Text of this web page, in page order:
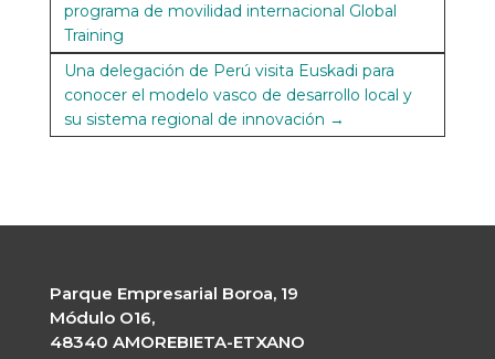
programa de movilidad internacional Global
Training
Una delegación de Perú visita Euskadi para
conocer el modelo vasco de desarrollo local y
su sistema regional de innovación →
Parque Empresarial Boroa, 19
Módulo O16,
48340 AMOREBIETA-ETXANO